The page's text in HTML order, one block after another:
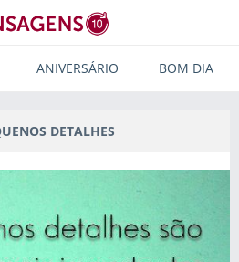
ANIVERSÁRIO BOM DIA
DETALHES